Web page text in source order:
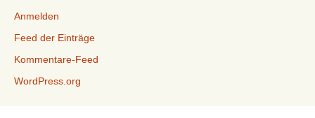
Anmelden
Feed der Einträge
Kommentare-Feed
WordPress.org